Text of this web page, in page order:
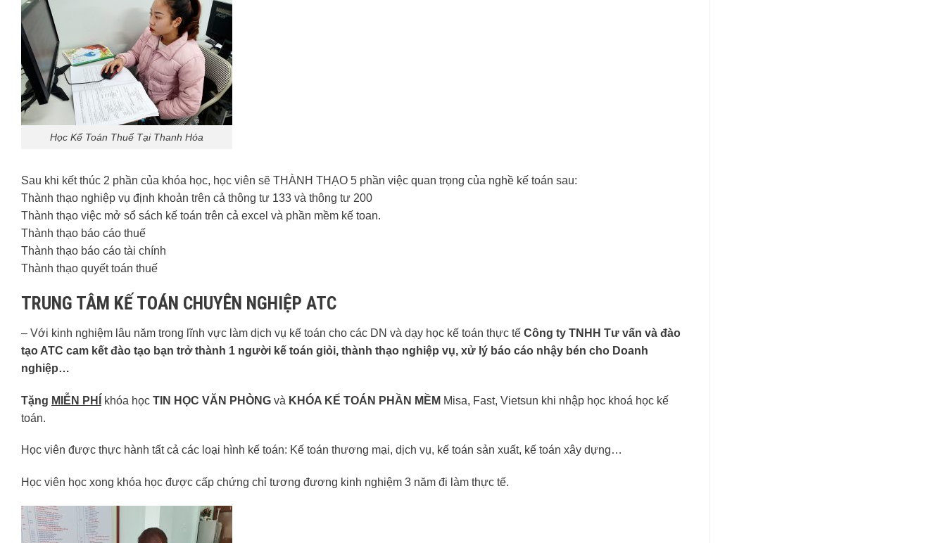
Học Kế Toán Thuế Tại Thanh Hóa
Sau khi kết thúc 2 phần của khóa học, học viên sẽ THÀNH THẠO 5 phần việc quan trọng của nghề kế toán sau:
Thành thạo nghiệp vụ định khoản trên cả thông tư 133 và thông tư 200
Thành thạo việc mở sổ sách kế toán trên cả excel và phần mềm kế toan.
Thành thạo báo cáo thuế
Thành thạo báo cáo tài chính
Thành thạo quyết toán thuế
TRUNG TÂM KẾ TOÁN CHUYÊN NGHIỆP ATC
– Với kinh nghiệm lâu năm trong lĩnh vực làm dịch vụ kế toán cho các DN và dạy học kế toán thực tế Công ty TNHH Tư vấn và đào
tạo ATC cam kết đào tạo bạn trở thành 1 người kế toán giỏi, thành thạo nghiệp vụ, xử lý báo cáo nhậy bén cho Doanh
nghiệp…
Tặng MIỄN PHÍ khóa học TIN HỌC VĂN PHÒNG và KHÓA KẾ TOÁN PHẦN MỀM Misa, Fast, Vietsun khi nhập học khoá học kế
toán.
Học viên được thực hành tất cả các loại hình kế toán: Kế toán thương mại, dịch vụ, kế toán sản xuất, kế toán xây dựng…
Học viên học xong khóa học được cấp chứng chỉ tương đương kinh nghiệm 3 năm đi làm thực tế.